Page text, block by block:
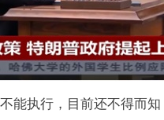
能执行，目前还不得而知